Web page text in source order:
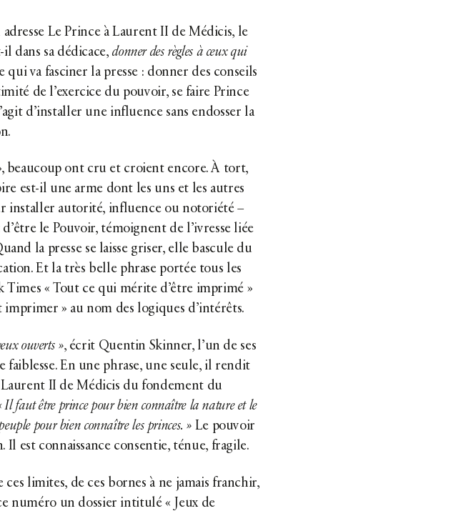
Le Prince à Laurent II de Médicis, le
dans sa dédicace, donner des règles à ceux qui
qui va fasciner la presse : donner des conseils
de l’exercice du pouvoir, se faire Prince
d’installer une influence sans endosser la
beaucoup ont cru et croient encore. À tort,
est-il une arme dont les uns et les autres
installer autorité, influence ou notoriété –
le Pouvoir, témoignent de l’ivresse liée
la presse se laisse griser, elle bascule du
Et la très belle phrase portée tous les
Times « Tout ce qui mérite d’être imprimé »
» au nom des logiques d’intérêts.
ouverts », écrit Quentin Skinner, l’un de ses
faiblesse. En une phrase, une seule, il rendit
Laurent II de Médicis du fondement du
Il faut être prince pour bien connaître la nature et le
pour bien connaître les princes. » Le pouvoir
Il est connaissance consentie, ténue, fragile.
ces limites, de ces bornes à ne jamais franchir,
numéro un dossier intitulé « Jeux de